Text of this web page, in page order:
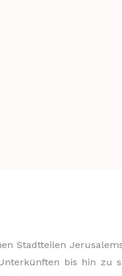
Stadtteilen
bis hin zu